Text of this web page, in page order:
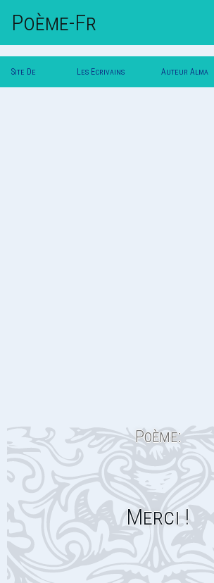
Poème-Fr
Site De Les Ecrivains Auteur Alma
Poème:
Merci !